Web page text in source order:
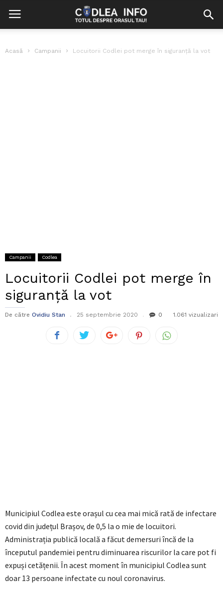
Acasă Campanii Locuitorii Codlei pot merge în siguranță la vot
Campanii Codlea
Locuitorii Codlei pot merge în
siguranță la vot
De către Ovidiu Stan 25 septembrie 2020 0 1.061 vizualizari
Municipiul Codlea este orașul cu cea mai mică rată de infectare
covid din județul Brașov, de 0,5 la o mie de locuitori.
Administrația publică locală a făcut demersuri încă de la
începutul pandemiei pentru diminuarea riscurilor la care pot fi
expuși cetățenii. În acest moment în municipiul Codlea sunt
doar 13 persoane infectate cu noul coronavirus.